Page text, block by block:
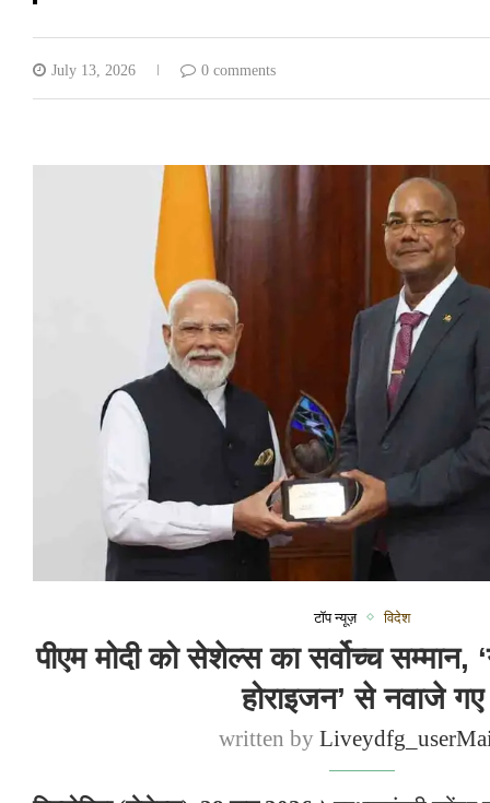
July 13, 2026 0 comments
टॉप न्यूज़ विदेश
पीएम मोदी को सेशेल्स का सर्वोच्च सम्मान,
होराइजन’ से नवाजे गए
written by